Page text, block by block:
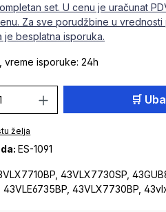
set. U cenu je uračunat
Za sve porudžbine u
besplatna isporuka.
vreme isporuke: 24h
proizvoda:
želja
ES-1091
43VLX7730SP,
43VLX7730BP,